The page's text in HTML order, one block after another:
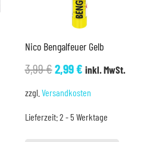
Nico Bengalfeuer Gelb
3,99€Ursprünglicher
3,99 €
2,99€Aktueller
2,99 €.
inkl. MwSt.
zzgl. Versandkosten
Lieferzeit:2 - 5 Werktage